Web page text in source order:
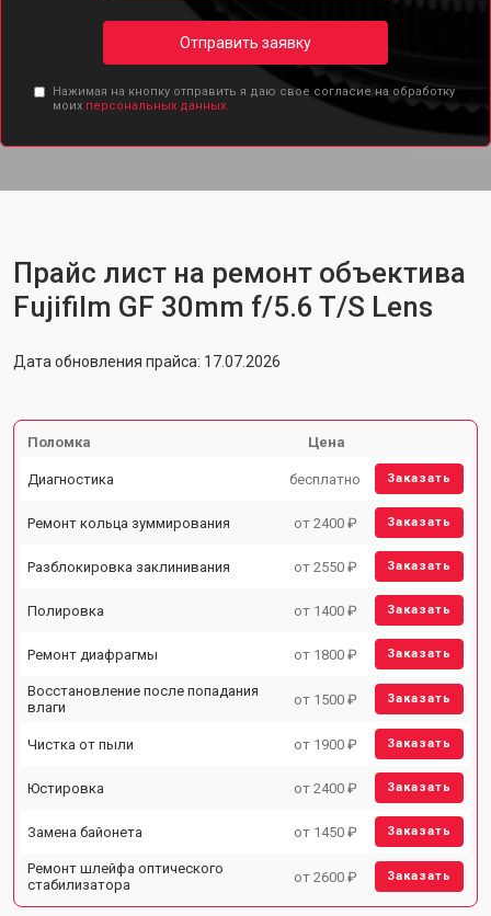
Отправить заявку
Нажимая на кнопку отправить я даю свое согласие на обработку
моих персональных данных.
Прайс лист на ремонт объектива
Fujifilm GF 30mm f/5.6 T/S Lens
Дата обновления прайса: 17.07.2026
Поломка Цена
Диагностика бесплатно Заказать
Ремонт кольца зуммирования от 2400 ₽ Заказать
Разблокировка заклинивания от 2550 ₽ Заказать
Полировка от 1400 ₽ Заказать
Ремонт диафрагмы от 1800 ₽ Заказать
Восстановление после попадания
влаги
от 1500 ₽ Заказать
Чистка от пыли от 1900 ₽ Заказать
Юстировка от 2400 ₽ Заказать
Замена байонета от 1450 ₽ Заказать
Ремонт шлейфа оптического
стабилизатора
от 2600 ₽ Заказать